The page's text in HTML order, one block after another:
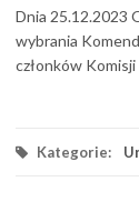
Dnia 25.12.2023
wybrania
członków
Kategorie: